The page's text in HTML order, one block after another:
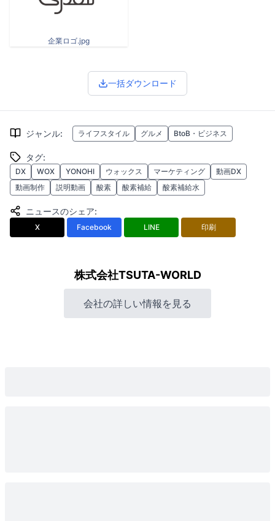
企業ロゴ.jpg
一括ダウンロード
ジャンル: ライフスタイル グルメ BtoB・ビジネス
タグ:
DX WOX YONOHI ウォックス マーケティング
動画DX
動画制作
説明動画 酸素 酸素補給 酸素補給水
ニュースのシェア:
X Facebook LINE 印刷
株式会社TSUTA-WORLD
会社の詳しい情報を見る